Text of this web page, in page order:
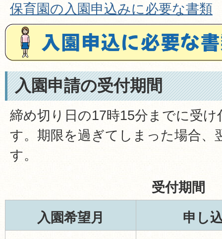
保育園の入園申込みに必要な書類
入園申請の受付期間
締め切り日の17時15分までに受
す。期限を過ぎてしまった場合、
す。
受付期間
入園希望月
申し